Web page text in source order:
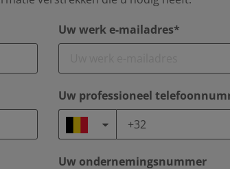
Uw werk e-mailadres*
Uw professioneel
Uw ondernemingsnummer